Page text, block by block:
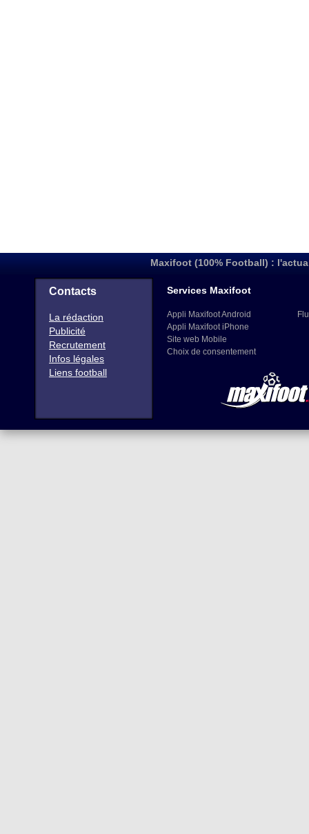
Maxifoot (100% Football) :
Contacts
La rédaction
Publicité
Recrutement
Infos légales
Liens football
Services Maxifoot
Appli Maxifoot Android
Appli Maxifoot iPhone
Site web Mobile
Choix de consentement